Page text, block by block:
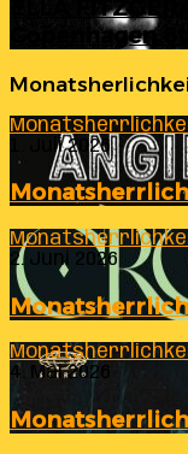
ELLA
Copenhagen
1. Juli 2026
2. Juni 2026
4. Mai 2026